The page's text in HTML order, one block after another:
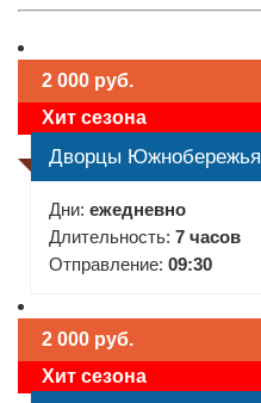
2 000 руб.
Хит сезона
Дворцы Южнобережья
Дни: ежедневно
Длительность: 7 часов
Отправление: 09:30
2 000 руб.
Хит сезона